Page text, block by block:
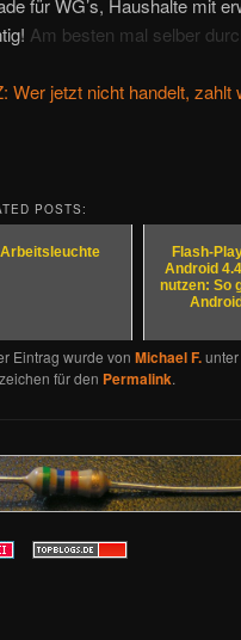
für WG’s, Haushalte mit
Am besten mal selber
Wer jetzt nicht handelt, zahlt
POSTS:
Arbeitsleuchte
Flash-
Android
nutzen: So
Eintrag wurde von Michael F.unter
für den Permalink.